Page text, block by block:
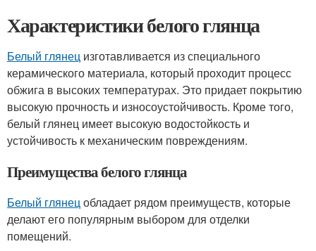
Характеристики белого глянца
Белый глянец изготавливается из специального
керамического материала, который проходит процесс
обжига в высоких температурах. Это придает покрытию
высокую прочность и износоустойчивость. Кроме того,
белый глянец имеет высокую водостойкость и
устойчивость к механическим повреждениям.
Преимущества белого глянца
Белый глянецобладает рядом преимуществ, которые
делают его популярным выбором для отделки
помещений.